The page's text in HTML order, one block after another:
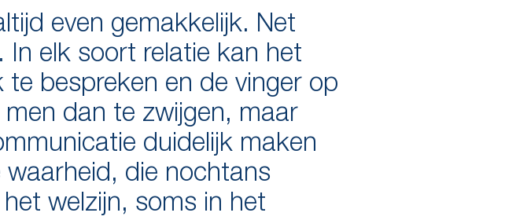
even gemakkelijk. Net
In elk soort relatie kan het
bespreken en de vinger op
dan te zwijgen, maar
duidelijk maken
die nochtans
welzijn, soms in het